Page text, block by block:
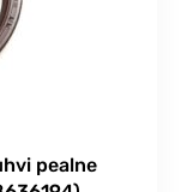
pealne